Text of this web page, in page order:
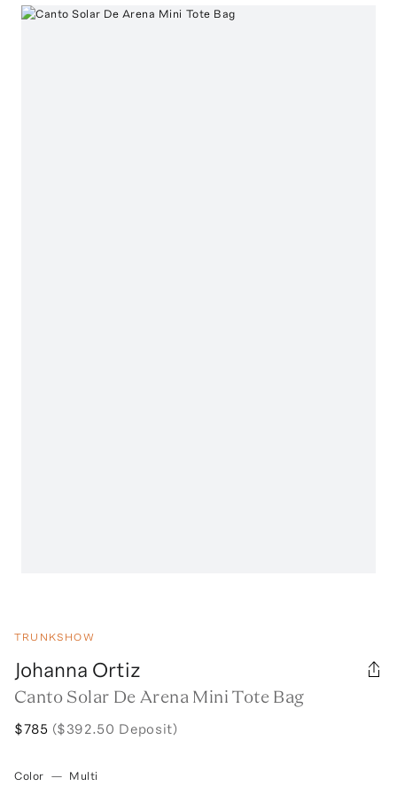
TRUNKSHOW
Johanna Ortiz
Canto Solar De Arena Mini Tote Bag
$785 ($392.50 Deposit)
Color — Multi